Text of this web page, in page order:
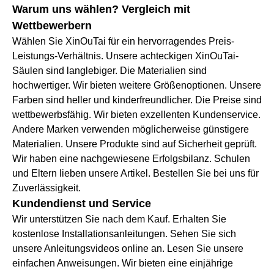
Warum uns wählen? Vergleich mit
Wettbewerbern
Wählen Sie XinOuTai für ein hervorragendes Preis-
Leistungs-Verhältnis. Unsere achteckigen XinOuTai-
Säulen sind langlebiger. Die Materialien sind
hochwertiger. Wir bieten weitere Größenoptionen. Unsere
Farben sind heller und kinderfreundlicher. Die Preise sind
wettbewerbsfähig. Wir bieten exzellenten Kundenservice.
Andere Marken verwenden möglicherweise günstigere
Materialien. Unsere Produkte sind auf Sicherheit geprüft.
Wir haben eine nachgewiesene Erfolgsbilanz. Schulen
und Eltern lieben unsere Artikel. Bestellen Sie bei uns für
Zuverlässigkeit.
Kundendienst und Service
Wir unterstützen Sie nach dem Kauf. Erhalten Sie
kostenlose Installationsanleitungen. Sehen Sie sich
unsere Anleitungsvideos online an. Lesen Sie unsere
einfachen Anweisungen. Wir bieten eine einjährige